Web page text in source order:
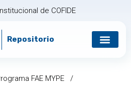
de COFIDE
Repositorio
FAE MYPE /